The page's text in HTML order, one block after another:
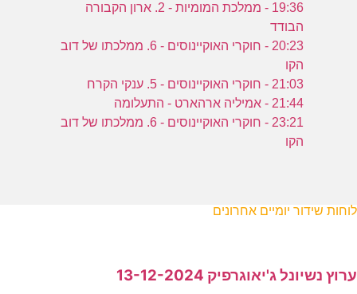
19:36 - ממלכת המומיות - 2. ארון הקבורה
הבודד
20:23 - חוקרי האוקיינוסים - 6. ממלכתו של דוב
הקו
21:03 - חוקרי האוקיינוסים - 5. ענקי הקרח
21:44 - אמיליה ארהארט - התעלומה
23:21 - חוקרי האוקיינוסים - 6. ממלכתו של דוב
הקו
לוחות שידור יומיים אחרונים
ערוץ נשיונל ג'יאוגרפיק 13-12-2024